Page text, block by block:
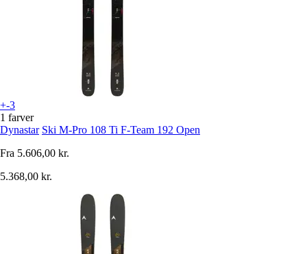
+-3
1 farver
Dynastar Ski M-Pro 108 Ti F-Team 192 Open
Fra 5.606,00 kr.
5.368,00 kr.